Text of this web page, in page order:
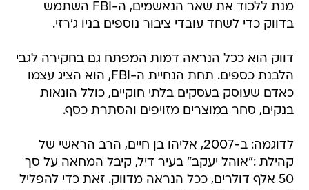
מנת ללכוד את שאר הנאשמים, ה-FBI השתמש
בדווק כדי לשחד עובדי ציבור נוספים בניו ג'רזי.
דווק הוא ככל הנראה דמות המפתח גם בחקירה לגבי
הלבנת כספים. תחת הנחיית ה-FBI, הוא הציג עצמו
כאדם שעוסק בעסקים בלתי חוקיים, כולל הונאות
בנקים, סחר במוצרים מזויפים והסתרת כסף.
לדוגמה: ב-2007, אליהו בן חיים, הרב הראשי של
קהילת :"אוהל יעקב" בעיר דיל, קיבל המחאה על סך
50 אלף דולרים, ככל הנראה מדווק. זאת כדי להפליל